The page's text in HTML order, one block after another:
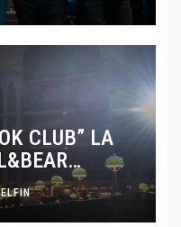
CLUB” LA
EN
LECTURA